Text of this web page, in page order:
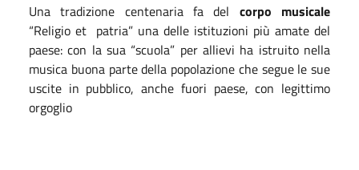
Una tradizione centenaria fa del corpo musicale
“Religio et patria” una delle istituzioni più amate del
paese: con la sua “scuola” per allievi ha istruito nella
musica buona parte della popolazione che segue le sue
uscite in pubblico, anche fuori paese, con legittimo
orgoglio